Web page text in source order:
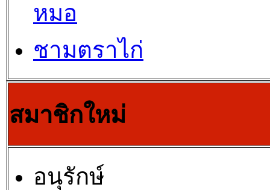
หมอ
ชามตราไก่
สมาชิกใหม่
อนุรักษ์